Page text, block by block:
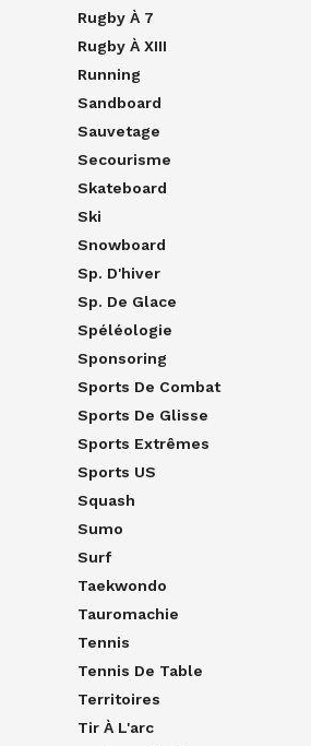
Rugby À 7
Rugby À XIII
Running
Sandboard
Sauvetage
Secourisme
Skateboard
Ski
Snowboard
Sp. D'hiver
Sp. De Glace
Spéléologie
Sponsoring
Sports De Combat
Sports De Glisse
Sports Extrêmes
Sports US
Squash
Sumo
Surf
Taekwondo
Tauromachie
Tennis
Tennis De Table
Territoires
Tir À L'arc